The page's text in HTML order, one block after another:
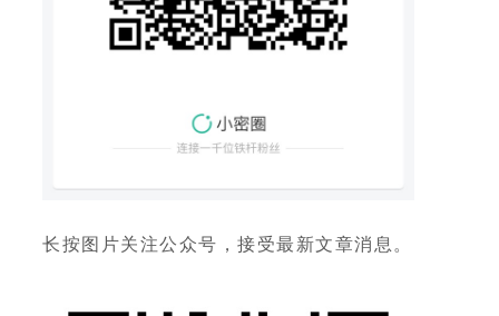
长按图片关注公众号，接受最新文章消息。